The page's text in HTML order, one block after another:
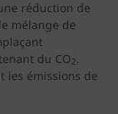
réduction de
mélange de
du CO2.
les émissions de